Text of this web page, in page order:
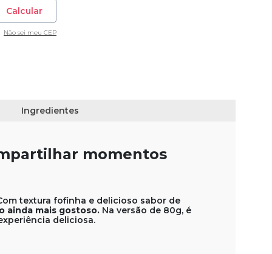
Calcular
Não sei meu CEP
momentos
textura fofinha e delicioso sabor de
ainda mais gostoso. Na versão de 80g, é
deliciosa.
Ingredientes